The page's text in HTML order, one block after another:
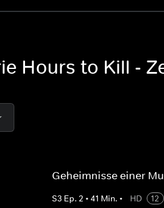
Hours to Kill -
Geheimnisse einer
S3 Ep.2 •41 Min. • HD
12